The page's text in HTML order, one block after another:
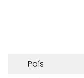
País